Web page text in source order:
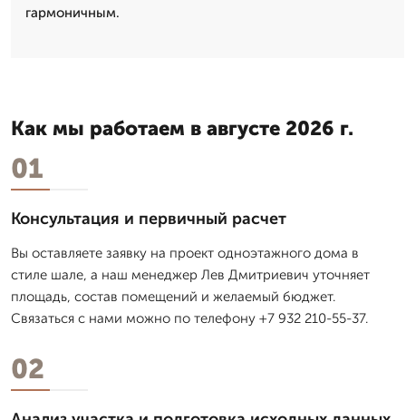
гармоничным.
Как мы работаем в августе 2026 г.
01
Консультация и первичный расчет
Вы оставляете заявку на проект одноэтажного дома в
стиле шале, а наш менеджер Лев Дмитpиевич уточняет
площадь, состав помещений и желаемый бюджет.
Связаться с нами можно по телефону +7 932 210-55-37.
02